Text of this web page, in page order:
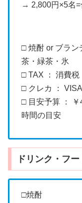
→ 2,800円×5名=
□ 焼酎 or ブラン
茶・緑茶・氷
□ TAX ： 消費税
□ クレカ ：
□ 目安予算 ：
時間の目安
ドリンク・フ
□焼酎